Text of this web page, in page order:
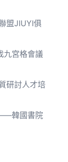
盟JIUYI俱
九宮格會議
研討人才培
——韓國書院